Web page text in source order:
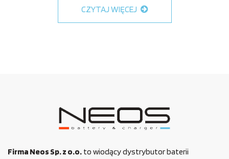
CZYTAJ WIĘCEJ
Firma Neos Sp. z o.o. to wiodący dystrybutor baterii